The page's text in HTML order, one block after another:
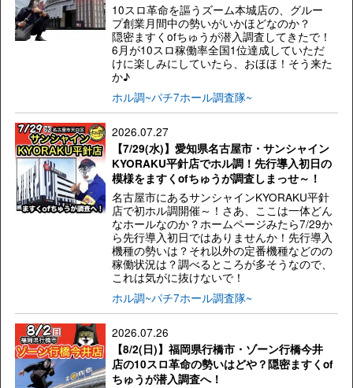
10スロ革命を謳うズーム本城店の、グルー
プ創業月間中の勢いがいかほどなのか？
隠密ますくofちゅうが潜入調査してきたで！
6月が10スロ稼働率全国1位達成していただ
けに楽しみにしていたら、おほほ！そう来た
か♪
ホル調~パチ7ホール調査隊~
2026.07.27
【7/29(水)】愛知県名古屋市・サンシャイン
KYORAKU平針店でホル調！先行導入初日の
模様をますくofちゅうが調査しまっせ～！
名古屋市にあるサンシャインKYORAKU平針
店で初ホル調開催～！さあ、ここは一体どん
なホールなのか？ホームページみたら7/29か
ら先行導入初日ではありませんか！先行導入
機種の勢いは？それ以外の定番機種などのの
稼働状況は？調べるところが多そうなので、
これは気がに抜けないで！
ホル調~パチ7ホール調査隊~
2026.07.26
【8/2(日)】福岡県行橋市・ゾーン行橋今井
店の10スロ革命の勢いはどや？隠密ますくof
ちゅうが潜入調査へ！